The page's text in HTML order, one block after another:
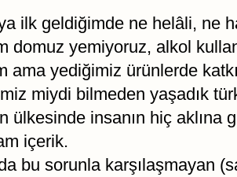
ilk geldiğimde ne helâli, ne
domuz yemiyoruz, alkol
ama yediğimiz ürünlerde
miydi bilmeden yaşadık
ülkesinde insanın hiç aklına
içerik.
bu sorunla karşılaşmayan